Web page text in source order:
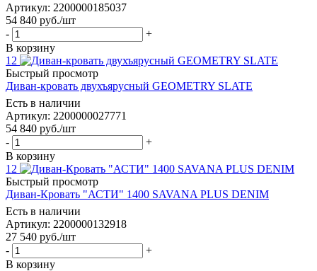
Артикул: 2200000185037
54 840 руб./шт
-
+
В корзину
12
Быстрый просмотр
Диван-кровать двухъярусный GEOMETRY SLATE
Есть в наличии
Артикул: 2200000027771
54 840 руб./шт
-
+
В корзину
12
Быстрый просмотр
Диван-Кровать "АСТИ" 1400 SAVANA PLUS DENIM
Есть в наличии
Артикул: 2200000132918
27 540 руб./шт
-
+
В корзину